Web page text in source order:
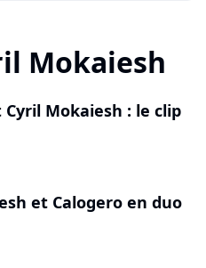
Mokaiesh
Cyril Mokaiesh : le clip
et Calogero en duo